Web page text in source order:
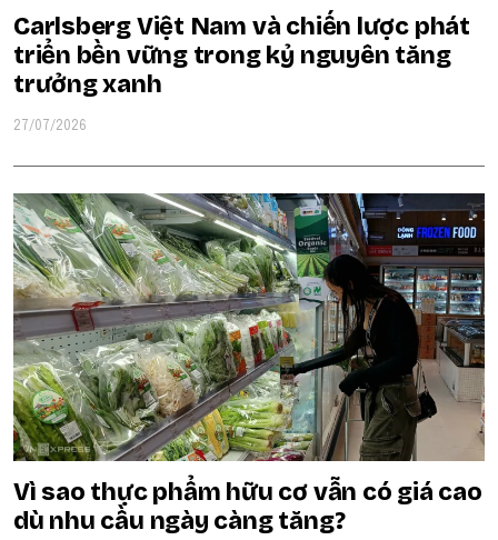
Carlsberg Việt Nam và chiến lược phát
triển bền vững trong kỷ nguyên tăng
trưởng xanh
27/07/2026
Vì sao thực phẩm hữu cơ vẫn có giá cao
dù nhu cầu ngày càng tăng?